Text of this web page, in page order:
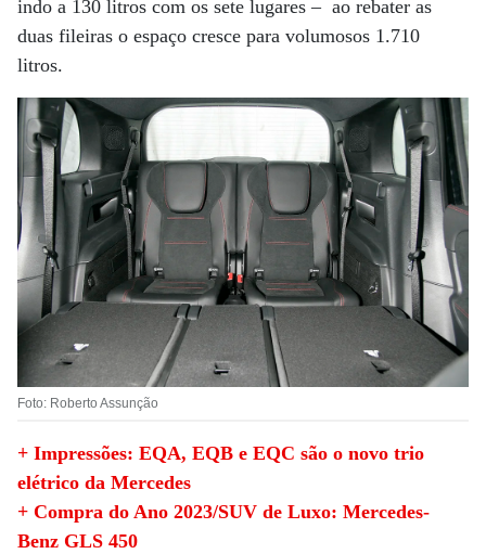
indo a 130 litros com os sete lugares – ao rebater as
duas fileiras o espaço cresce para volumosos 1.710
litros.
Foto: Roberto Assunção
+ Impressões: EQA, EQB e EQC são o novo trio
elétrico da Mercedes
+ Compra do Ano 2023/SUV de Luxo: Mercedes-
Benz GLS 450